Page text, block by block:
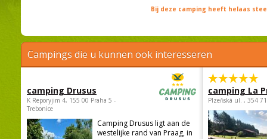
Bij deze camping heeft helaas
Campings die u kunnen ook interesseren
camping Drusus
K Reporyjim 4, 155 00 Praha 5 -
Trebonice
Camping Drusus ligt aan de
westelijke rand van Praag, in
camping La
Plzeňská ul. , 354